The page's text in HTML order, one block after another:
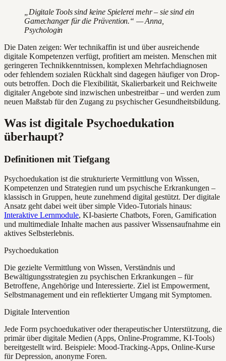
„Digitale Tools sind keine Spielerei mehr – sie sind ein
Gamechanger für die Prävention.“ — Anna,
Psychologin
Die Daten zeigen: Wer technikaffin ist und über ausreichende
digitale Kompetenzen verfügt, profitiert am meisten. Menschen mit
geringeren Technikkenntnissen, komplexen Mehrfachdiagnosen
oder fehlendem sozialen Rückhalt sind dagegen häufiger von Drop-
outs betroffen. Doch die Flexibilität, Skalierbarkeit und Reichweite
digitaler Angebote sind inzwischen unbestreitbar – und werden zum
neuen Maßstab für den Zugang zu psychischer Gesundheitsbildung.
Was ist digitale Psychoedukation
überhaupt?
Definitionen mit Tiefgang
Psychoedukation ist die strukturierte Vermittlung von Wissen,
Kompetenzen und Strategien rund um psychische Erkrankungen –
klassisch in Gruppen, heute zunehmend digital gestützt. Der digitale
Ansatz geht dabei weit über simple Video-Tutorials hinaus:
Interaktive Lernmodule, KI-basierte Chatbots, Foren, Gamification
und multimediale Inhalte machen aus passiver Wissensaufnahme ein
aktives Selbsterlebnis.
Psychoedukation
Die gezielte Vermittlung von Wissen, Verständnis und
Bewältigungsstrategien zu psychischen Erkrankungen – für
Betroffene, Angehörige und Interessierte. Ziel ist Empowerment,
Selbstmanagement und ein reflektierter Umgang mit Symptomen.
Digitale Intervention
Jede Form psychoedukativer oder therapeutischer Unterstützung, die
primär über digitale Medien (Apps, Online-Programme, KI-Tools)
bereitgestellt wird. Beispiele: Mood-Tracking-Apps, Online-Kurse
für Depression, anonyme Foren.